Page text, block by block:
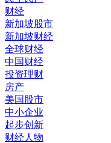
财经
新加坡股市
新加坡财经
全球财经
中国财经
投资理财
房产
美国股市
中小企业
起步创新
财经人物